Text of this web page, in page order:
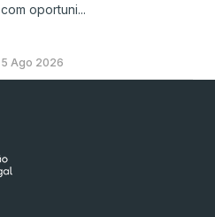
com oportuni...
5 Ago 2026